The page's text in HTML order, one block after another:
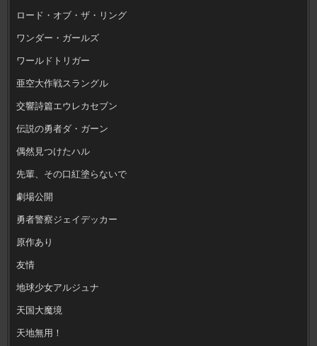
ロード・オブ・ザ・リング
ワンダー・ガールズ
ワールドトリガー
亜空大作戦スラングル
交響詩篇エウレカセブン
伝説の勇者ダ・ガーン
偶然見つけたハル
先輩、その口紅塗らないで
劇場公開
勇者警察ジェイデッカー
原作あり
友情
地球少女アルジュナ
天国大魔境
天地無用！